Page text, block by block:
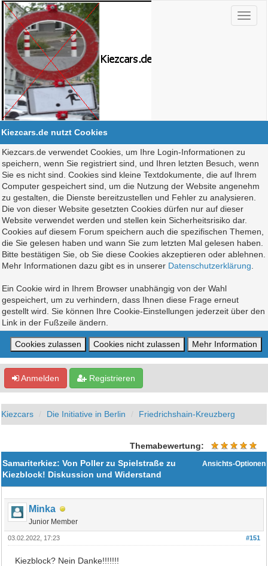
Kiezcars.de nutzt Cookies
Kiezcars.de verwendet Cookies, um Ihre Login-Informationen zu
speichern, wenn Sie registriert sind, und Ihren letzten Besuch, wenn
Sie es nicht sind. Cookies sind kleine Textdokumente, die auf Ihrem
Computer gespeichert sind, um die Nutzung der Website angenehm
zu gestalten, die Dienste bereitzustellen und Fehler zu analysieren.
Die von dieser Website gesetzten Cookies dürfen nur auf dieser
Website verwendet werden und stellen kein Sicherheitsrisiko dar.
Cookies auf diesem Forum speichern auch die spezifischen Themen,
die Sie gelesen haben und wann Sie zum letzten Mal gelesen haben.
Bitte bestätigen Sie, ob Sie diese Cookies akzeptieren oder ablehnen.
Mehr Informationen dazu gibt es in unserer Datenschutzerklärung
Ein Cookie wird in Ihrem Browser unabhängig von der Wahl
gespeichert, um zu verhindern, dass Ihnen diese Frage erneut
gestellt wird. Sie können Ihre Cookie-Einstellungen jederzeit über den
Link in der Fußzeile ändern.
Anmelden Registrieren
Kiezcars Die Initiative in Berlin Friedrichshain-Kreuzberg
Themabewertung:
Ansichts-Optionen
Samariterkiez: Von Poller zu Spielstraße zu
Kiezblock! Diskussion und Widerstand
Minka
Junior Member
#151
03.02.2022, 17:23
Kiezblock? Nein Danke!!!!!!!